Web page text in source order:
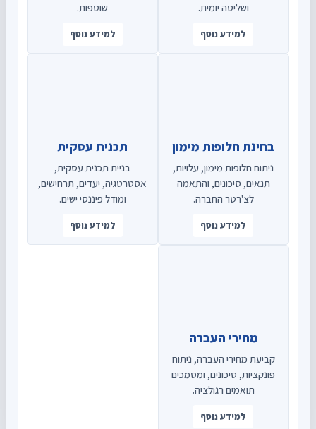
ושליטה יומית.
למידע נוסף
שוטפות.
למידע נוסף
בחינת חלופות מימון
ניתוח חלופות מימון, עלויות,
תנאים, סיכונים, והתאמה
לצ'רטר החברה.
למידע נוסף
תכנית עסקית
בניית תכנית עסקית,
אסטרטגיה, יעדים, תרחישים,
ומודל פיננסי ישים.
למידע נוסף
מחירי העברה
קביעת מחירי העברה, ניתוח
פונקציות, סיכונים, ומסמכים
תואמים רגולציה.
למידע נוסף